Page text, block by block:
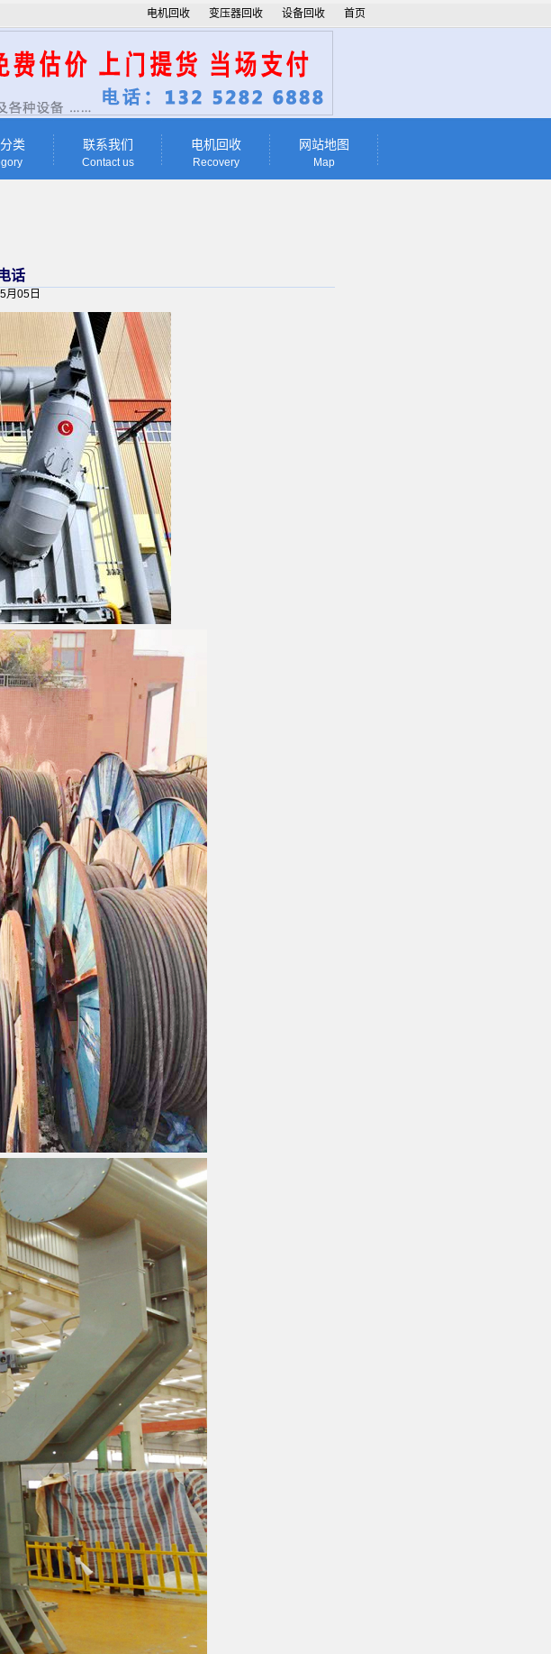
首页
设备回收
变压器回收
电机回收
类 联系我们
Contact us
电机回收
Recovery
网站地图
Map
话
月05日